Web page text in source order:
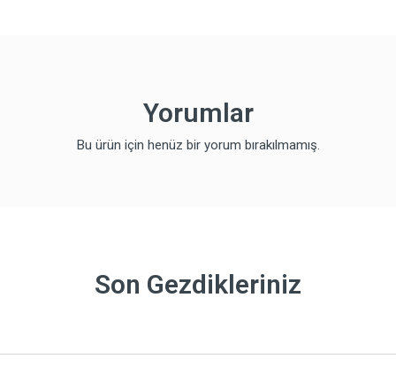
Yorumlar
Bu ürün için henüz bir yorum bırakılmamış.
Son Gezdikleriniz